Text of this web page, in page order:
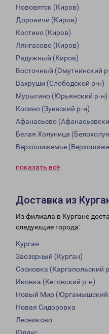
Нововятск (Киров)
Дороничи (Киров)
Костино (Киров)
Лянгасово (Киров)
Радужный (Киров)
Восточный (Омутнинский
Вахруши (Слободской р-н)
Мурыгино (Юрьянский р-н)
Косино (Зуевский р-н)
Афанасьево
Белая Холуница
Верхошижемье
показать всё
Доставка из
Из филиала в Кургане
следующие города:
Курган
Заозерный (Курган)
Сосновка (Каргапольский
Иковка (Кетовский р-н)
Новый Мир (Юргамышский
Новая Сидоровка
Лесниково